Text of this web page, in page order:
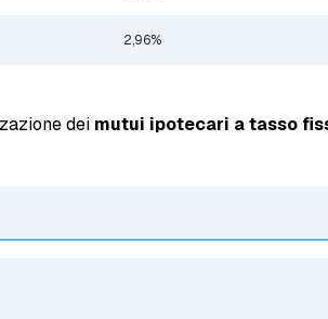
2,96%
dei mutui ipotecari a tasso